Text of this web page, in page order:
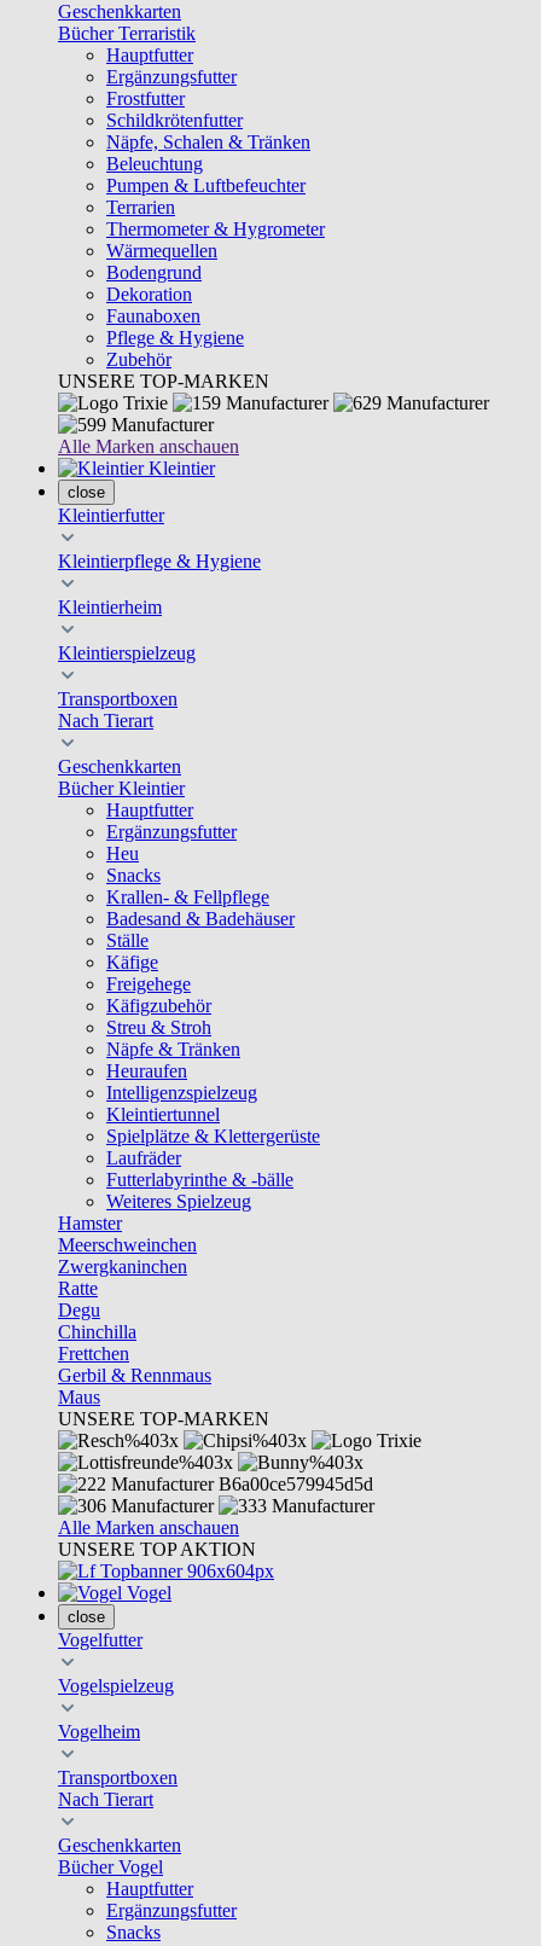
Geschenkkarten
Bücher Terraristik
Hauptfutter
Ergänzungsfutter
Frostfutter
Schildkrötenfutter
Näpfe, Schalen & Tränken
Beleuchtung
Pumpen & Luftbefeuchter
Terrarien
Thermometer & Hygrometer
Wärmequellen
Bodengrund
Dekoration
Faunaboxen
Pflege & Hygiene
Zubehör
UNSERE TOP-MARKEN
Alle Marken anschauen
Kleintier
close
Kleintierfutter
Kleintierpflege & Hygiene
Kleintierheim
Kleintierspielzeug
Transportboxen
Nach Tierart
Geschenkkarten
Bücher Kleintier
Hauptfutter
Ergänzungsfutter
Heu
Snacks
Krallen- & Fellpflege
Badesand & Badehäuser
Ställe
Käfige
Freigehege
Käfigzubehör
Streu & Stroh
Näpfe & Tränken
Heuraufen
Intelligenzspielzeug
Kleintiertunnel
Spielplätze & Klettergerüste
Laufräder
Futterlabyrinthe & -bälle
Weiteres Spielzeug
Hamster
Meerschweinchen
Zwergkaninchen
Ratte
Degu
Chinchilla
Frettchen
Gerbil & Rennmaus
Maus
UNSERE TOP-MARKEN
Alle Marken anschauen
UNSERE TOP AKTION
Vogel
close
Vogelfutter
Vogelspielzeug
Vogelheim
Transportboxen
Nach Tierart
Geschenkkarten
Bücher Vogel
Hauptfutter
Ergänzungsfutter
Snacks